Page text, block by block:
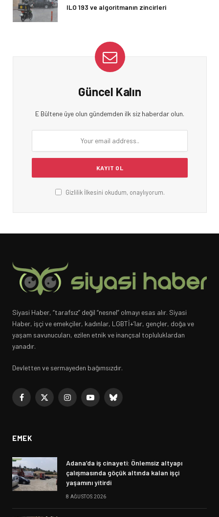
ILO 193 ve algoritmanın zincirleri
Güncel Kalın
E Bültene üye olun gündemden ilk siz haberdar olun.
Gizlilik İlkesini okudum, onaylıyorum.
Siyasi Haber, “tarafsız” değil “nesnel” olmayı esas alır. Siyasi
Haber, işçi ve emekçiler, kadınlar, LGBTİ+’lar, gençler, doğa ve
yaşam savunucuları, ezilen etnik ve inançsal topluluklardan
yanadır.
Devletten ve sermayeden bağımsızdır.
Facebook
X
InstagramYouTubeBluesky
EMEK
Adana’da iş cinayeti: Önlemsiz altyapı
çalışmasında göçük altında kalan işçi
yaşamını yitirdi
8 AĞUSTOS 2026